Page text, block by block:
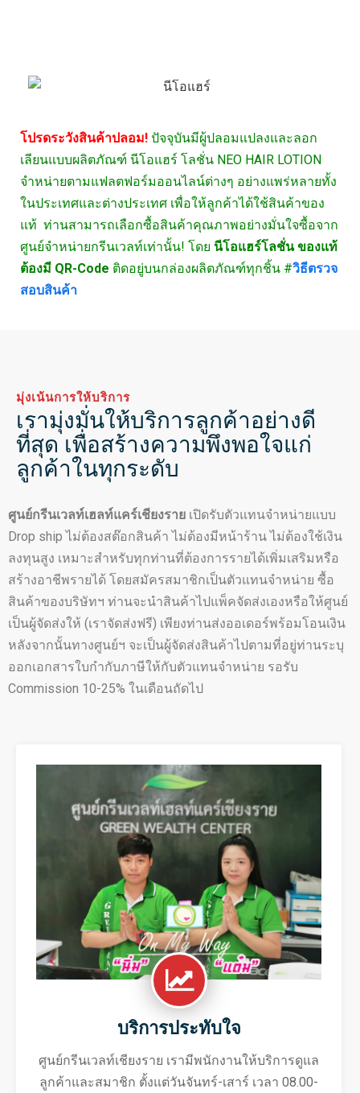
โปรดระวังสินค้าปลอม! ปัจจุบันมีผู้ปลอมแปลงและลอก
เลียนแบบผลิตภัณฑ์ นีโอแฮร์ โลชั่น NEO HAIR LOTION
จำหน่ายตามแฟลตฟอร์มออนไลน์ต่างๆ อย่างแพร่หลายทั้ง
ในประเทศและต่างประเทศ เพื่อให้ลูกค้าได้ใช้สินค้าของ
แท้ ท่านสามารถเลือกซื้อสินค้าคุณภาพอย่างมั่นใจซื้อจาก
ศูนย์จำหน่ายกรีนเวลท์เท่านั้น! โดย นีโอแฮร์โลชั่น ของแท้
ต้องมี QR-Code ติดอยู่บนกล่องผลิตภัณฑ์ทุกชิ้น #วิธีตรวจ
สอบสินค้า
มุ่งเน้นการให้บริการ
เรามุ่งมั่นให้บริการลูกค้าอย่างดี
ที่สุดเพื่อสร้างความพึงพอใจแก่
ลูกค้าในทุกระดับ
ศูนย์กรีนเวลท์เฮลท์แคร์เชียงราย เปิดรับตัวแทนจำหน่ายแบบ
Drop ship ไม่ต้องสต๊อกสินค้า ไม่ต้องมีหน้าร้าน ไม่ต้องใช้เงิน
ลงทุนสูง เหมาะสำหรับทุกท่านที่ต้องการรายได้เพิ่มเสริมหรือ
สร้างอาชีพรายได้ โดยสมัครสมาชิกเป็นตัวแทนจำหน่าย ซื้อ
สินค้าของบริษัทฯ ท่านจะนำสินค้าไปแพ็คจัดส่งเองหรือให้ศูนย์
เป็นผู้จัดส่งให้ (เราจัดส่งฟรี) เพียงท่านส่งออเดอร์พร้อมโอนเงิน
หลังจากนั้นทางศูนย์ฯ จะเป็นผู้จัดส่งสินค้าไปตามที่อยู่ท่านระบุ
ออกเอกสารใบกำกับภาษีให้กับตัวแทนจำหน่าย รอรับ
Commission 10-25% ในเดือนถัดไป
บริการประทับใจ
ศูนย์กรีนเวลท์เชียงราย เรามีพนักงานให้บริการดูแล
ลูกค้าและสมาชิก ตั้งแต่วันจันทร์-เสาร์ เวลา 08.00-